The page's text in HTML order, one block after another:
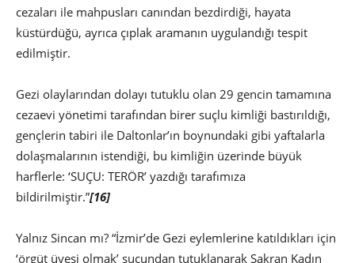
cezaları ile mahpusları canından bezdirdiği, hayata
küstürdüğü, ayrıca çıplak aramanın uygulandığı tespit
edilmiştir.
Gezi olaylarından dolayı tutuklu olan 29 gencin tamamına
cezaevi yönetimi tarafından birer suçlu kimliği bastırıldığı,
gençlerin tabiri ile Daltonlar’ın boynundaki gibi yaftalarla
dolaşmalarının istendiği, bu kimliğin üzerinde büyük
harflerle: ‘SUÇU: TERÖR’ yazdığı tarafımıza
bildirilmiştir.”[16]
Yalnız Sincan mı? “İzmir’de Gezi eylemlerine katıldıkları için
‘örgüt üyesi olmak’ suçundan tutuklanarak Şakran Kadın